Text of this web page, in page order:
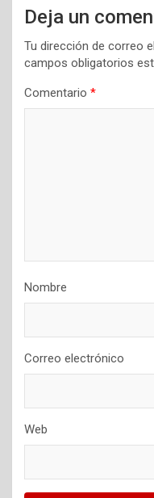
Deja un
Tu dirección de correo
campos obligatorios
Comentario *
Nombre
Correo electrónico
Web